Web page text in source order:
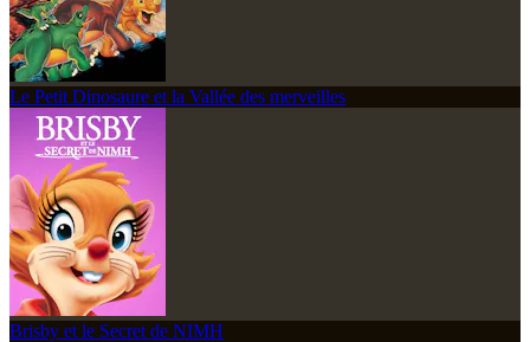
Le Petit Dinosaure et la Vallée des merveilles
Brisby et le Secret de NIMH